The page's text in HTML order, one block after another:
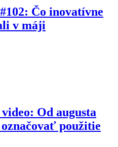
Čo inovatívne
v máji
Od augusta
použitie